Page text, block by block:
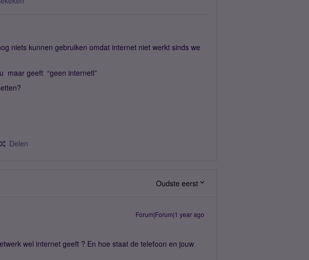
niets kunnen gebruiken omdat internet niet werkt sinds we
maar geeft “geen internetl”
Delen
Oudste eerst
Forum|Forum|1 year ago
wel internet geeft ? En hoe staat de telefoon en jouw